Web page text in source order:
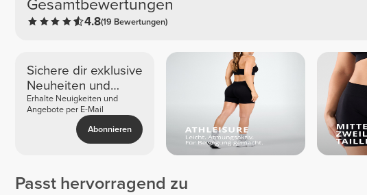
Gesamtbewertungen
4.8(19 Bewertungen)
Sichere dir exklusive
Neuheiten und
Angebote
Erhalte Neuigkeiten und
Angebote per E-Mail
Abonnieren
Passt hervorragend zu